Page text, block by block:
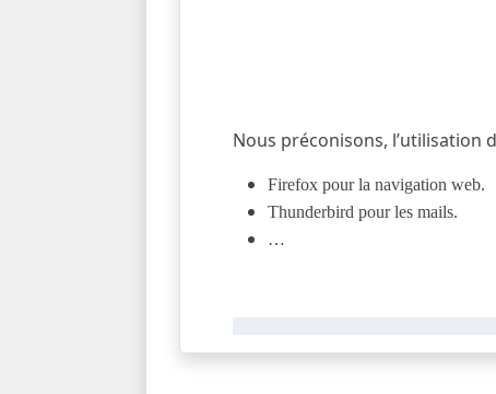
Nous préconisons, l’utilisation
Firefox pour la navigation web.
Thunderbird pour les mails.
…